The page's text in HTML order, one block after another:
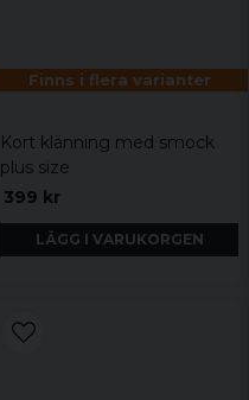
Finns i flera varianter
Kort klänning med smock
plus size
399 kr
LÄGG I VARUKORGEN